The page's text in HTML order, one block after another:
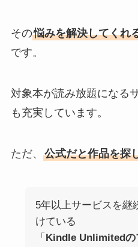
その悩みを解決してく
です。
対象本が読み放題になる
も充実しています。
ただ、 公式だと作品を探
5年以上サービスを継
けている
「 Kindle Unlimitedの